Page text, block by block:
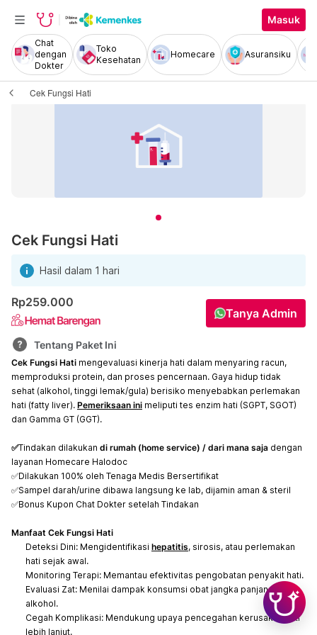
Masuk
Chat
dengan
Dokter
Toko
Kesehatan
Homecare Asuransiku
Cek Fungsi Hati
Cek Fungsi Hati
Hasil dalam 1 hari
Rp259.000
Tanya Admin
Tentang Paket Ini
Cek Fungsi Hati mengevaluasi kinerja hati dalam menyaring racun,
memproduksi protein, dan proses pencernaan. Gaya hidup tidak
sehat (alkohol, tinggi lemak/gula) berisiko menyebabkan perlemakan
hati (fatty liver). Pemeriksaan ini meliputi tes enzim hati (SGPT, SGOT)
dan Gamma GT (GGT).
✅Tindakan dilakukan di rumah (home service) / dari mana saja dengan
layanan Homecare Halodoc
✅Dilakukan 100% oleh Tenaga Medis Bersertifikat
✅Sampel darah/urine dibawa langsung ke lab, dijamin aman & steril
✅Bonus Kupon Chat Dokter setelah Tindakan
Manfaat Cek Fungsi Hati
Deteksi Dini: Mengidentifikasi hepatitis, sirosis, atau perlemakan
hati sejak awal.
Monitoring Terapi: Memantau efektivitas pengobatan penyakit hati.
Evaluasi Zat: Menilai dampak konsumsi obat jangka panjang atau
alkohol.
Cegah Komplikasi: Mendukung upaya pencegahan kerusakan hati
lebih lanjut.